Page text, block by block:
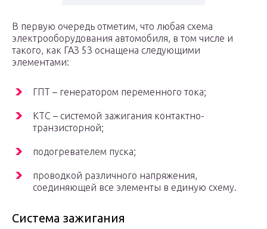
В первую очередь отметим, что любая схема
электрооборудования автомобиля, в том числе и
такого, как ГАЗ 53 оснащена следующими
элементами:
ГПТ – генератором переменного тока;
КТС – системой зажигания контактно-
транзисторной;
подогревателем пуска;
проводкой различного напряжения,
соединяющей все элементы в единую схему.
Система зажигания